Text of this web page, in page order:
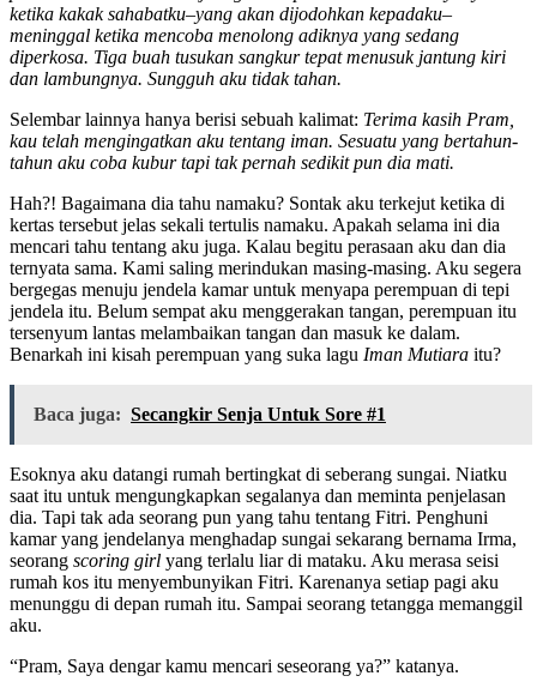
ketika kakak sahabatku–yang akan dijodohkan kepadaku–
meninggal ketika mencoba menolong adiknya yang sedang
diperkosa. Tiga buah tusukan sangkur tepat menusuk jantung kiri
dan lambungnya. Sungguh aku tidak tahan.
Selembar lainnya hanya berisi sebuah kalimat: Terima kasih Pram,
kau telah mengingatkan aku tentang iman. Sesuatu yang bertahun-
tahun aku coba kubur tapi tak pernah sedikit pun dia mati.
Hah?! Bagaimana dia tahu namaku? Sontak aku terkejut ketika di
kertas tersebut jelas sekali tertulis namaku. Apakah selama ini dia
mencari tahu tentang aku juga. Kalau begitu perasaan aku dan dia
ternyata sama. Kami saling merindukan masing-masing. Aku segera
bergegas menuju jendela kamar untuk menyapa perempuan di tepi
jendela itu. Belum sempat aku menggerakan tangan, perempuan itu
tersenyum lantas melambaikan tangan dan masuk ke dalam.
Benarkah ini kisah perempuan yang suka lagu Iman Mutiara itu?
Baca juga: Secangkir Senja Untuk Sore #1
Esoknya aku datangi rumah bertingkat di seberang sungai. Niatku
saat itu untuk mengungkapkan segalanya dan meminta penjelasan
dia. Tapi tak ada seorang pun yang tahu tentang Fitri. Penghuni
kamar yang jendelanya menghadap sungai sekarang bernama Irma,
seorang scoring girl yang terlalu liar di mataku. Aku merasa seisi
rumah kos itu menyembunyikan Fitri. Karenanya setiap pagi aku
menunggu di depan rumah itu. Sampai seorang tetangga memanggil
aku.
“Pram, Saya dengar kamu mencari seseorang ya?” katanya.